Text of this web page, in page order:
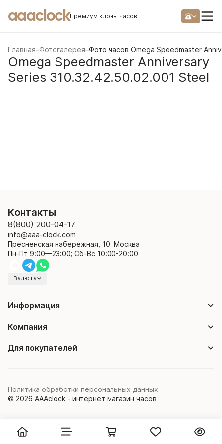
aaaclockПремиум клоны часов
Главная–Фотогалерея–Фото часов Omega Speedmaster
Omega Speedmaster Anniversary
Series 310.32.42.50.02.001 Steel
Контакты
8(800) 200-04-17
info@aaa-clock.com
Пресненская набережная, 10, Москва
Пн-Пт 9:00—23:00; Сб-Вс 10:00-20:00
Валюта
Информация
Компания
Для покупателей
© 2026 AAAclock - интернет магазин часов
Политика обработки персональных данных